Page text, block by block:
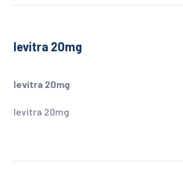
levitra 20mg
levitra 20mg
levitra 20mg